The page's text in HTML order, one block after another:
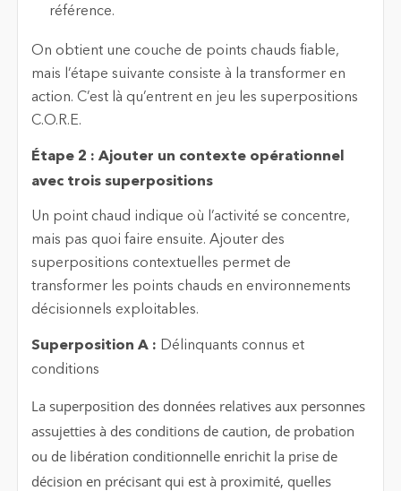
référence.
On obtient une couche de points chauds fiable,
mais l’étape suivante consiste à la transformer en
action. C’est là qu’entrent en jeu les superpositions
C.O.R.E.
Étape 2 : Ajouter un contexte opérationnel
avec trois superpositions
Un point chaud indique où l’activité se concentre,
mais pas quoi faire ensuite. Ajouter des
superpositions contextuelles permet de
transformer les points chauds en environnements
décisionnels exploitables.
Superposition A : Délinquants connus et
conditions
La superposition des données relatives aux personnes
assujetties à des conditions de caution, de probation
ou de libération conditionnelle enrichit la prise de
décision en précisant qui est à proximité, quelles